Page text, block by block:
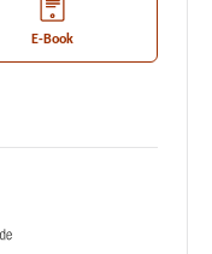
E-Book